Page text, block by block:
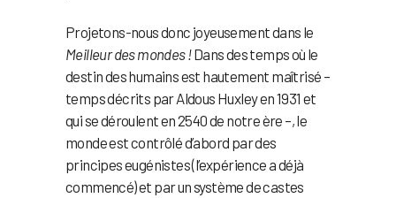
Projetons-nous donc joyeusement dans le
Meilleur des mondes !Dans des temps où le
destin des humains est hautement maîtrisé –
temps décrits par Aldous Huxley en 1931 et
qui se déroulent en 2540 de notre ère –, le
monde est contrôlé d’abord par des
principes eugénistes (l’expérience a déjà
commencé) et par un système de castes